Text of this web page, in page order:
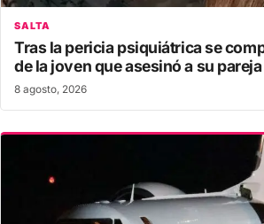
SALTA
Tras la pericia psiquiátrica se
de la joven que asesinó a su
8 agosto, 2026